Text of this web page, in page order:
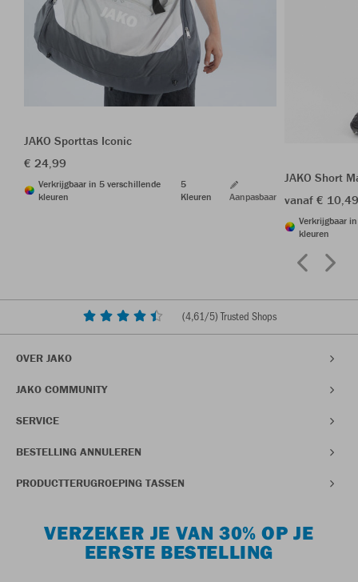
JAKO Sporttas Iconic
€ 24,99
Verkrijgbaar in 5 verschillende
kleuren
5
Kleuren
Aanpasbaar
JAKO Short
vanaf €
Verkrijgbaar
kleuren
(4,61/5) Trusted Shops
OVER JAKO
JAKO COMMUNITY
SERVICE
BESTELLING ANNULEREN
PRODUCTTERUGROEPING TASSEN
VERZEKER JE VAN 30% OP JE
EERSTE BESTELLING